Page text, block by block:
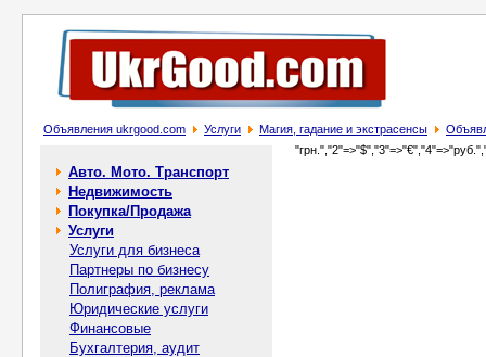
Объявления ukrgood.com Услуги Магия, гадание и экстрасенсы
Авто. Мото. Транспорт
Недвижимость
Покупка/Продажа
Услуги
Услуги для бизнеса
Партнеры по бизнесу
Полиграфия, реклама
Юридические услуги
Финансовые
Бухгалтерия, аудит